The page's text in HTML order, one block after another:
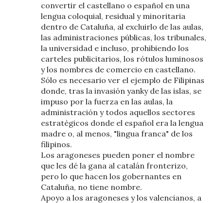
convertir el castellano o español en una
lengua coloquial, residual y minoritaria
dentro de Cataluña, al excluirlo de las aulas,
las administraciones públicas, los tribunales,
la universidad e incluso, prohibiendo los
carteles publicitarios, los rótulos luminosos
y los nombres de comercio en castellano.
Sólo es necesario ver el ejemplo de Filipinas
donde, tras la invasión yanky de las islas, se
impuso por la fuerza en las aulas, la
administración y todos aquellos sectores
estratégicos donde el español era la lengua
madre o, al menos, "lingua franca" de los
filipinos.
Los aragoneses pueden poner el nombre
que les dé la gana al catalán fronterizo,
pero lo que hacen los gobernantes en
Cataluña, no tiene nombre.
Apoyo a los aragoneses y los valencianos, a